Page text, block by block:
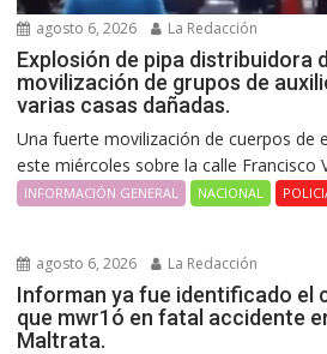
agosto 6, 2026 La Redacción
Explosión de pipa distribuidora
movilización de grupos de
varias casas dañadas.
Una fuerte movilización de cuerpos de
este miércoles sobre la calle Francisco
INFORMACIÓN GENERAL NACIONAL
agosto 6, 2026 La Redacción
Informan ya fue identificado el
que mwr1ó en fatal accidente
Maltrata.